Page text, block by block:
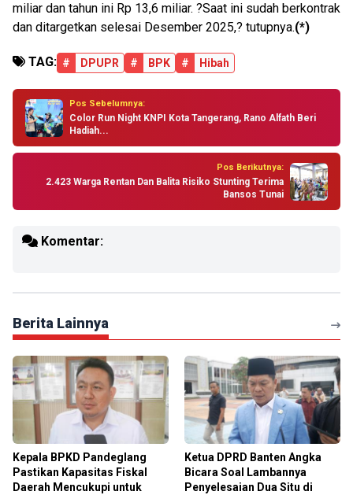
miliar dan tahun ini Rp 13,6 miliar. ?Saat ini sudah berkontrak
dan ditargetkan selesai Desember 2025,? tutupnya.(*)
TAG: # DPUPR # BPK # Hibah
Pos Sebelumnya:
Color Run Night KNPI Kota Tangerang, Rano Alfath Beri
Hadiah...
Pos Berikutnya:
2.423 Warga Rentan Dan Balita Risiko Stunting Terima
Bansos Tunai
Komentar:
Berita Lainnya
Kepala BPKD Pandeglang
Pastikan Kapasitas Fiskal
Daerah Mencukupi untuk
Ketua DPRD Banten Angka
Bicara Soal Lambannya
Penyelesaian Dua Situ di